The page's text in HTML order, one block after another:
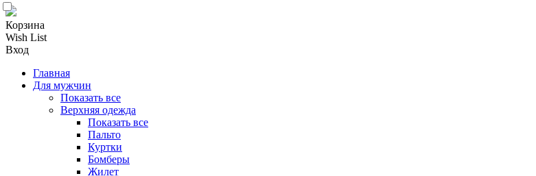
Корзина
Wish List
Вход
Главная
Для мужчин
Показать все
Верхняя одежда
Показать все
Пальто
Куртки
Бомберы
Жилет